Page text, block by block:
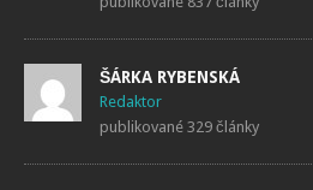
ŠÁRKA RYBENSKÁ
publikované 329 články